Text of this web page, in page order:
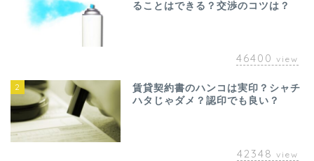
ることはできる？交渉のコツは？
46400 view
2
賃貸契約書のハンコは実印？シャチ
ハタじゃダメ？認印でも良い？
42348 view